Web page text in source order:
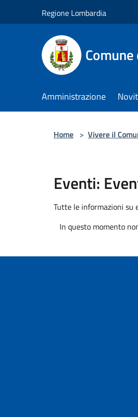
Regione Lombardia
Amministrazione
Home > Vivere il
Eventi:
Tutte le informazioni su
In questo momento